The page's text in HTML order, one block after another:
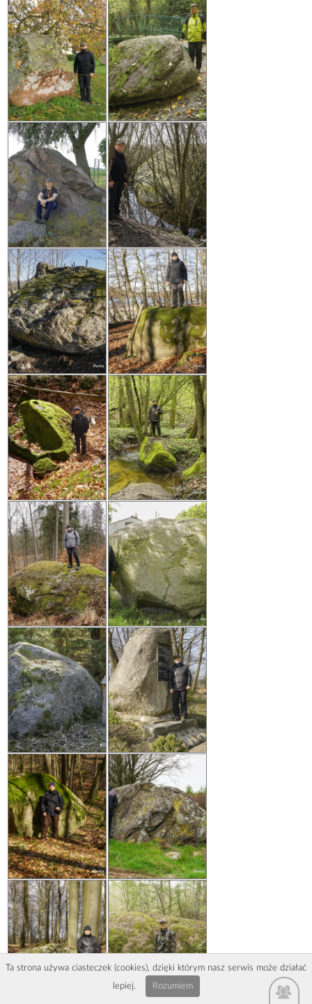
Ta strona używa ciasteczek (cookies), dzięki którym nasz serwis może działać
lepiej.
Rozumiem